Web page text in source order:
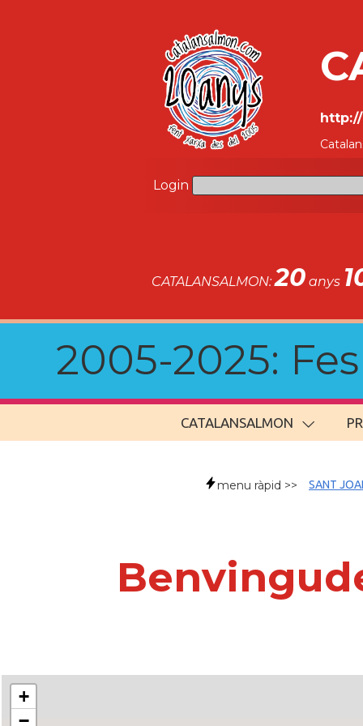
http://
Login
CATALANSALMON:20anys
2005-2025:
CATALANSALMON
menu ràpid >> SANT
+
−